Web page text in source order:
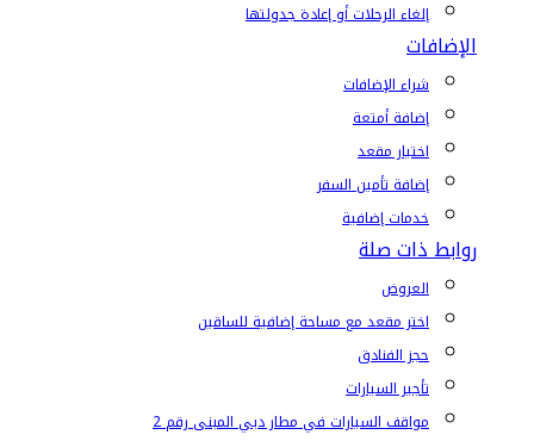
إلغاء الرحلات أو إعادة جدولتها
الإضافات
شراء الإضافات
إضافة أمتعة
اختيار مقعد
إضافة تأمين السفر
خدمات إضافية
روابط ذات صلة
العروض
اختر مقعد مع مساحة إضافية للساقين
حجز الفنادق
تأجير السيارات
مواقف السيارات في مطار دبي المبنى رقم 2